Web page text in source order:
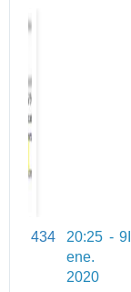
V
g
P
Y
4
X
5
434
20:25 - 9
ene.
2020